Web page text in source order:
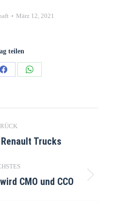
März 12, 2021
teilen
Trucks
CMO und CCO